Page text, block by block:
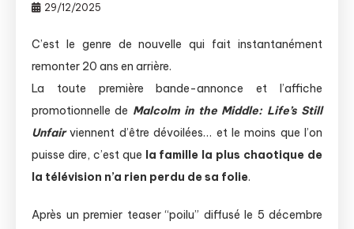
29/12/2025
C’est le genre de nouvelle qui fait instantanément
remonter 20 ans en arrière.
La toute première bande-annonce et l’affiche
promotionnelle de Malcolm in the Middle: Life’s Still
Unfairviennent d’être dévoilées… et le moins que l’on
puisse dire, c’est que la famille la plus chaotique de
la télévision n’a rien perdu de sa folie.
Après un premier teaser “poilu” diffusé le 5 décembre